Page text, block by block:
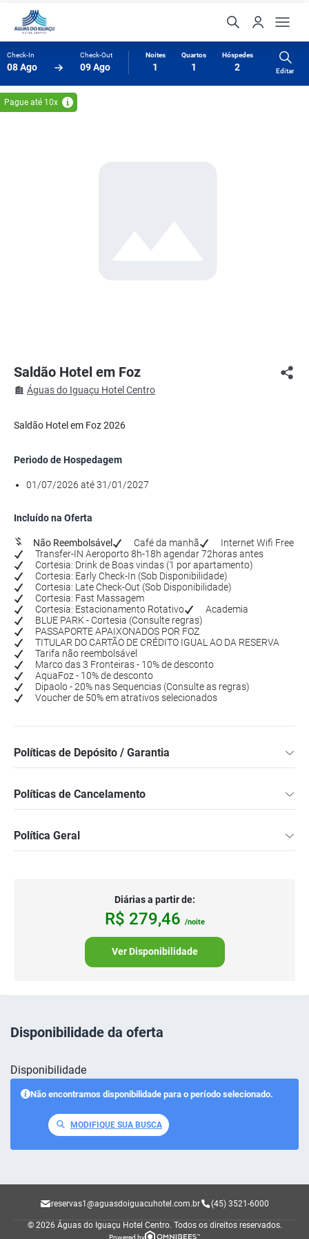
Check-In
08 Ago
Check-Out
09 Ago
Noites
1
Quartos
1
Hóspedes
2 Editar
Pague até 10x
Saldão Hotel em Foz
Águas do Iguaçu Hotel Centro
Saldão Hotel em Foz 2026
Periodo de Hospedagem
01/07/2026 até 31/01/2027
Incluído na Oferta
Não Reembolsável Café da manhã
Internet Wifi Free
Transfer-IN Aeroporto 8h-18h agendar 72horas antes
Cortesia: Drink de Boas vindas (1 por apartamento)
Cortesia: Early Check-In (Sob Disponibilidade)
Cortesia: Late Check-Out (Sob Disponibilidade)
Cortesia: Fast Massagem
Cortesia: Estacionamento Rotativo
Academia
BLUE PARK - Cortesia (Consulte regras)
PASSAPORTE APAIXONADOS POR FOZ
TITULAR DO CARTÃO DE CRÉDITO IGUAL AO DA RESERVA
Tarifa não reembolsável
Marco das 3 Fronteiras - 10% de desconto
AquaFoz - 10% de desconto
Dipaolo - 20% nas Sequencias (Consulte as regras)
Voucher de 50% em atrativos selecionados
Políticas de Depósito / Garantia
Políticas de Cancelamento
Política Geral
Diárias a partir de:
R$ 279,46 /noite
Ver Disponibilidade
Disponibilidade da oferta
Disponibilidade
Não encontramos disponibilidade para o período selecionado.
MODIFIQUE SUA BUSCA
reservas1@aguasdoiguacuhotel.com.br (45) 3521-6000
© 2026 Águas do Iguaçu Hotel Centro. Todos os direitos reservados.
Powered by